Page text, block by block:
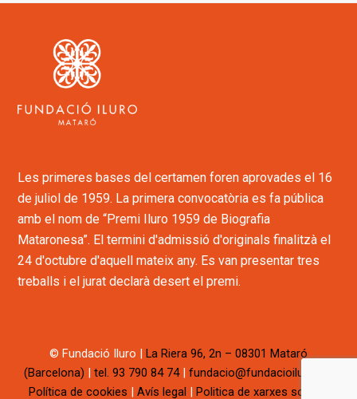
Les primeres bases del certamen foren aprovades el 16
de juliol de 1959. La primera convocatòria es fa pública
amb el nom de “Premi Iluro 1959 de Biografia
Mataronesa”. El termini d'admissió d'originals finalitzà el
24 d'octubre d'aquell mateix any. Es van presentar tres
treballs i el jurat declarà desert el premi.
© Fundació Iluro | La Riera 96, 2n – 08301 Mataró
(Barcelona) | tel. 93 790 84 74| fundacio@fundacioiluro.cat
Política de cookies | Avís legal | Politica de xarxes socials